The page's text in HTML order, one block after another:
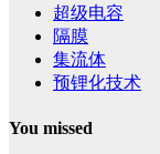
超级电容
隔膜
集流体
预锂化技术
You missed